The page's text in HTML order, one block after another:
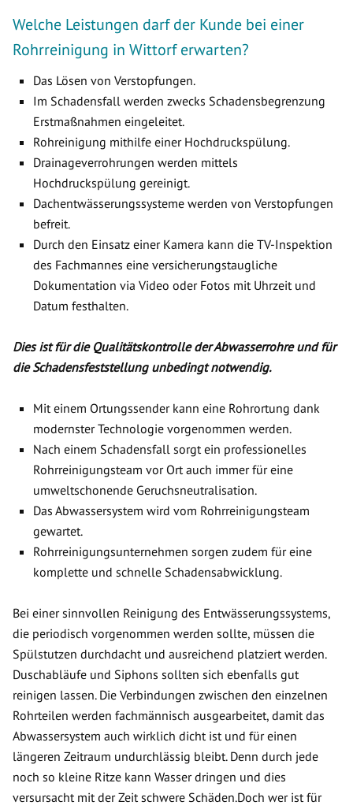
Welche Leistungen darf der Kunde bei einer
Rohrreinigung in Wittorf erwarten?
Das Lösen von Verstopfungen.
Im Schadensfall werden zwecks Schadensbegrenzung
Erstmaßnahmen eingeleitet.
Rohreinigung mithilfe einer Hochdruckspülung.
Drainageverrohrungen werden mittels
Hochdruckspülung gereinigt.
Dachentwässerungssysteme werden von Verstopfungen
befreit.
Durch den Einsatz einer Kamera kann die TV-Inspektion
des Fachmannes eine versicherungstaugliche
Dokumentation via Video oder Fotos mit Uhrzeit und
Datum festhalten.
Dies ist für die Qualitätskontrolle der Abwasserrohre und für
die Schadensfeststellung unbedingt notwendig.
Mit einem Ortungssender kann eine Rohrortung dank
modernster Technologie vorgenommen werden.
Nach einem Schadensfall sorgt ein professionelles
Rohrreinigungsteam vor Ort auch immer für eine
umweltschonende Geruchsneutralisation.
Das Abwassersystem wird vom Rohrreinigungsteam
gewartet.
Rohrreinigungsunternehmen sorgen zudem für eine
komplette und schnelle Schadensabwicklung.
Bei einer sinnvollen Reinigung des Entwässerungssystems,
die periodisch vorgenommen werden sollte, müssen die
Spülstutzen durchdacht und ausreichend platziert werden.
Duschabläufe und Siphons sollten sich ebenfalls gut
reinigen lassen. Die Verbindungen zwischen den einzelnen
Rohrteilen werden fachmännisch ausgearbeitet, damit das
Abwassersystem auch wirklich dicht ist und für einen
längeren Zeitraum undurchlässig bleibt. Denn durch jede
noch so kleine Ritze kann Wasser dringen und dies
versursacht mit der Zeit schwere Schäden.Doch wer ist für